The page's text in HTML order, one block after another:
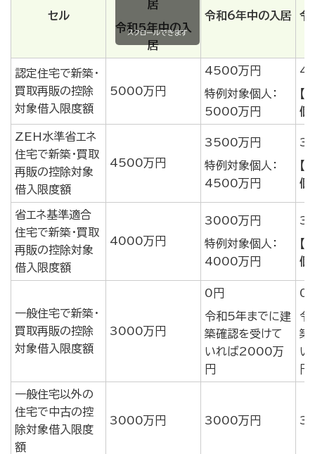
セル
居
令和5年中の入
居
令和6年中の入居 令
認定住宅で新築・
買取再販の控除
対象借入限度額
5000万円
4500万円
特例対象個人：
5000万円
【
個
ZEH水準省エネ
住宅で新築・買取
再販の控除対象
借入限度額
4500万円
3500万円
特例対象個人：
4500万円
【
個
省エネ基準適合
住宅で新築・買取
再販の控除対象
借入限度額
4000万円
3000万円
特例対象個人：
4000万円
【
個
一般住宅で新築・
買取再販の控除
対象借入限度額
3000万円
0円
令和5年までに建
築確認を受けて
いれば2000万
円
0
令
築
い
円
一般住宅以外の
住宅で中古の控
除対象借入限度
額
3000万円 3000万円
スクロールできます